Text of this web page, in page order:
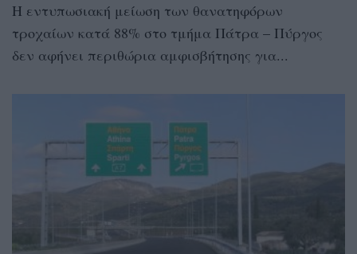
Η εντυπωσιακή μείωση των θανατηφόρων
τροχαίων κατά 88% στο τμήμα Πάτρα – Πύργος
δεν αφήνει περιθώρια αμφισβήτησης για...